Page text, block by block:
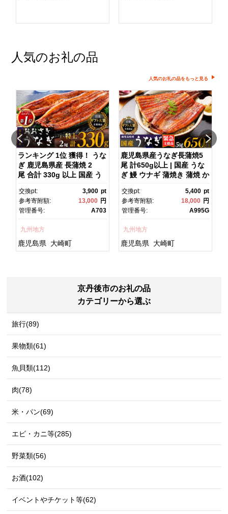
人気のお礼の品
人気のお礼の品をもっと見る
ランキング 1位 獲得！ うな
ぎ 鹿児島県産 長蒲焼 2
尾 合計 330g 以上 国産 う
なぎ 鰻 ウナギ 蒲焼き 蒲
焼 かばやき 魚 魚介 魚貝 海
鮮 うな重 ひつまぶし 蒲
焼 訳あり ギフト 人気 おす
半島 A703
交換pt: 3,900 pt
参考寄附額:
13,000 円
管理番号:
A703
九州地方
鹿児島県 大崎町
鹿児島県産うなぎ長蒲焼5
尾 計650g以上 | 国産 うな
ぎ 鰻 ウナギ 蒲焼き 蒲焼 か
ばやき unagi うなぎ蒲
焼 土用丑の日 土用の丑の
日 丑の日 魚 魚介 魚貝 海
鮮 うな重 蒲焼 訳あり ギフ
県 大崎町 大隅半
島 A995G 【会員限定のお
礼の品】【うなぎ蒲焼 国
交換pt: 5,400 pt
参考寄附額:
18,000 円
管理番号:
A995G
九州地方
鹿児島県 大崎町
京丹後市のお礼の品
カテゴリーから選ぶ
旅行(89)
果物類(61)
魚貝類(112)
肉(78)
米・パン(69)
エビ・カニ等(285)
野菜類(56)
お酒(102)
イベントやチケット等(62)